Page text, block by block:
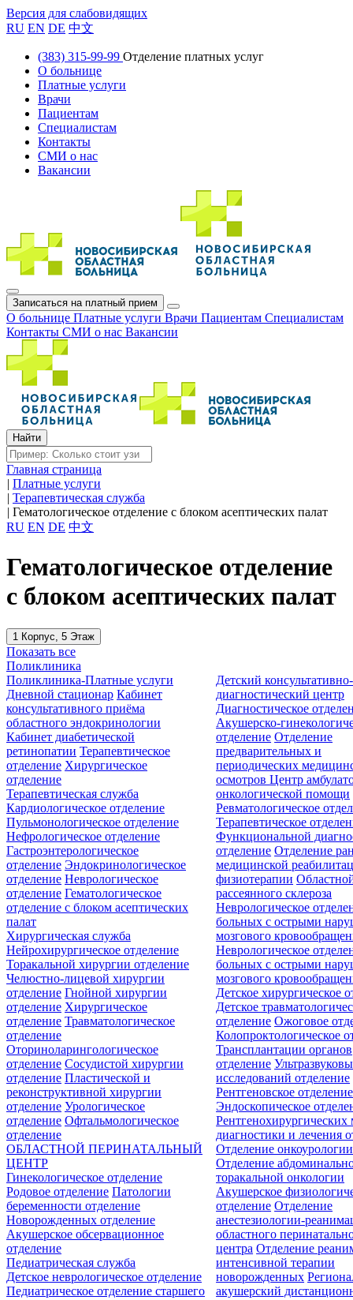
Версия для слабовидящих
RU EN DE 中文
(383) 315-99-99 Отделение платных услуг
О больнице
Платные услуги
Врачи
Пациентам
Специалистам
Контакты
СМИ о нас
Вакансии
Записаться на платный прием
О больнице Платные услуги Врачи Пациентам Специалистам
Контакты СМИ о нас Вакансии
Главная страница
| Платные услуги
| Терапевтическая служба
| Гематологическое отделение c блоком асептических палат
RU EN DE 中文
Гематологическое отделение
c блоком асептических палат
1 Корпус, 5 Этаж
Показать все
Поликлиника
Поликлиника-Платные услуги
Дневной стационар Кабинет
консультативного приёма
областного эндокринологии
Кабинет диабетической
ретинопатии Терапевтическое
отделение Хирургическое
отделение
Детский консультативно-
диагностический центр
Диагностическое
Акушерско-
отделение Отделение
предварительных и
периодических
осмотровЦентр
онкологической помощи
Терапевтическая служба
Кардиологическое отделение
Пульмонологическое отделение
Нефрологическое отделение
Гастроэнтерологическое
отделение Эндокринологическое
отделение Неврологическое
отделение Гематологическое
отделение c блоком асептических
палат
Ревматологическое
Терапевтическое
Функциональной
отделение Отделение
медицинской
физиотерапии
рассеянного склероза
Неврологическое
больных с острыми
мозгового
Неврологическое
больных с острыми
мозгового
Хирургическая служба
Нейрохирургическое отделение
Торакальной хирургии отделение
Челюстно-лицевой хирургии
отделение Гнойной хирургии
отделение Хирургическое
отделение Травматологическое
отделение
Оториноларингологическое
отделение Сосудистой хирургии
отделение Пластической и
реконструктивной хирургии
отделение Урологическое
отделение Офтальмологическое
отделение
Детское хирургическое
Детское
отделение Ожоговое
Колопроктологическое
Трансплантации органов
отделение
исследований отделение
Рентгеновское отделение
Эндоскопическое
Рентгенохирургических
диагностики и лечения
Отделение онкоурологии
Отделение
торакальной онкологии
ОБЛАСТНОЙ ПЕРИНАТАЛЬНЫЙ
ЦЕНТР
Гинекологическое отделение
Родовое отделение Патологии
беременности отделение
Новорожденных отделение
Акушерское обсервационное
отделение
Акушерское
отделение Отделение
анестезиологии-
областного
центра Отделение
интенсивной терапии
новорожденных
акушерский
Педиатрическая служба
Детское неврологическое отделение
Педиатрическое отделение старшего